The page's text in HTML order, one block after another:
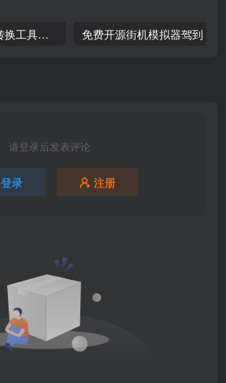
File Converter文件转换工具，让格式转换像右键一样简单！
请登录后发表评论
登录 注册